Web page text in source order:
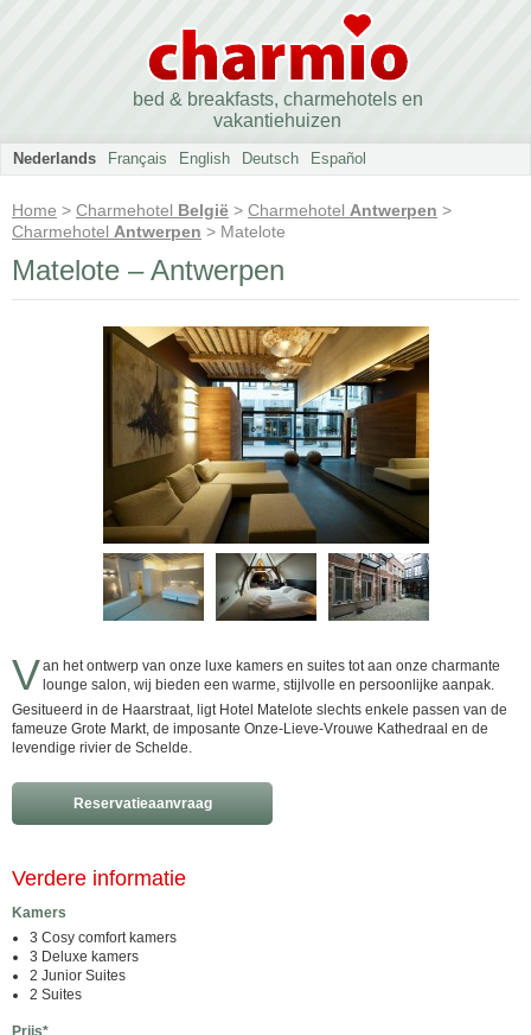
bed & breakfasts, charmehotels en
vakantiehuizen
Nederlands Français English Deutsch Español
Home > Charmehotel België > Charmehotel Antwerpen >
Charmehotel Antwerpen > Matelote
Matelote – Antwerpen
Van het ontwerp van onze luxe kamers en suites tot aan onze charmante
lounge salon, wij bieden een warme, stijlvolle en persoonlijke aanpak.
Gesitueerd in de Haarstraat, ligt Hotel Matelote slechts enkele passen van de
fameuze Grote Markt, de imposante Onze-Lieve-Vrouwe Kathedraal en de
levendige rivier de Schelde.
Reservatieaanvraag
Verdere informatie
Kamers
3 Cosy comfort kamers
3 Deluxe kamers
2 Junior Suites
2 Suites
Prijs*